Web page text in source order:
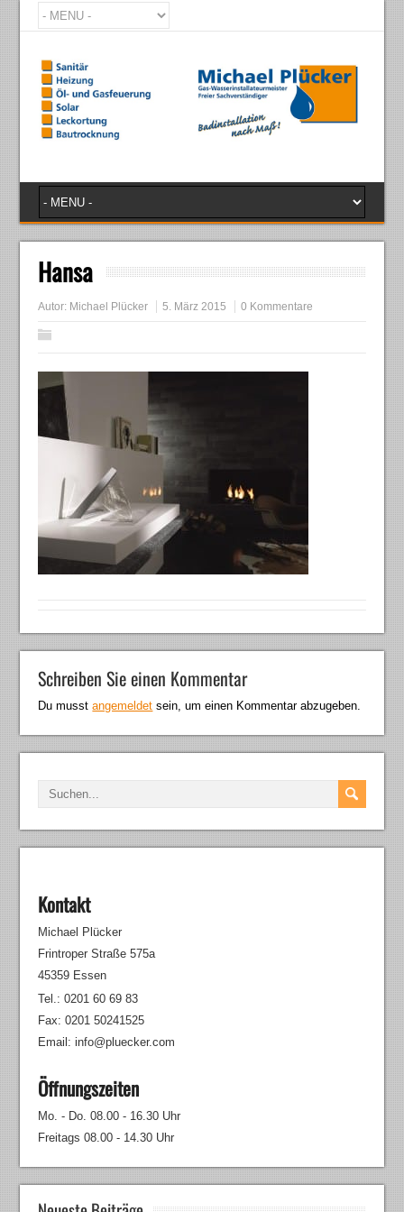
Hansa
Autor: Michael Plücker 5. März 2015 0 Kommentare
Schreiben Sie einen Kommentar
Du musstangemeldet sein, um einen Kommentar abzugeben.
Kontakt
Michael Plücker
Frintroper Straße 575a
45359 Essen
Tel.: 0201 60 69 83
Fax: 0201 50241525
Email: info@pluecker.com
Öffnungszeiten
Mo. - Do. 08.00 - 16.30 Uhr
Freitags 08.00 - 14.30 Uhr